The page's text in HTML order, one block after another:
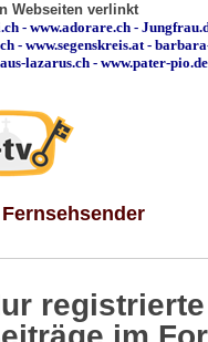
Webseiten verlinkt
- www.adorare.ch -
- www.segenskreis.at-
lazarus.ch - www.pater-pio.de